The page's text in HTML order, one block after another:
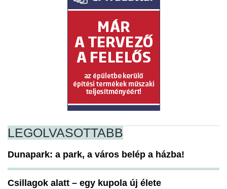
LEGOLVASOTTABB
Dunapark: a park, a város belép a házba!
Csillagok alatt – egy kupola új élete